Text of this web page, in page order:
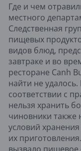
Где и чем
местного
Следственная
пищевых
видов блюд,
завтраке и во
ресторане Canh
найти не
соответствии с
нельзя хранить
чиновники также
условий
их
вызвало пищевое